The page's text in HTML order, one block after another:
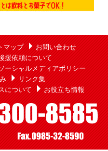
マップ
お問い合わせ
援依頼について
ーシャルメディアポリシー
リンク集
について お役立ち情報